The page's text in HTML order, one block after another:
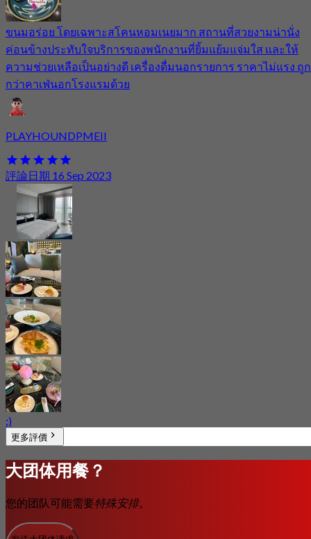
ขนมอร่อย โดยเฉพาะสโคนหอมเนยมาก สถานที่สวยงามน่านั่ง
ค่อนข้างประทับใจบริการของพนักงานที่ยิ้มแย้มแจ่มใส และให้
ความช่วยเหลือเป็นอย่างดี เครื่องดื่มนอกรายการ ราคาไม่แรง ถูก
กว่าคาเฟ่นอกโรงแรมด้วย
PLAYHOUNDPMEII
評論日期 16 Sep 2023
:)
更多評價
大团体用餐？
您的团队可能需要特殊安排。